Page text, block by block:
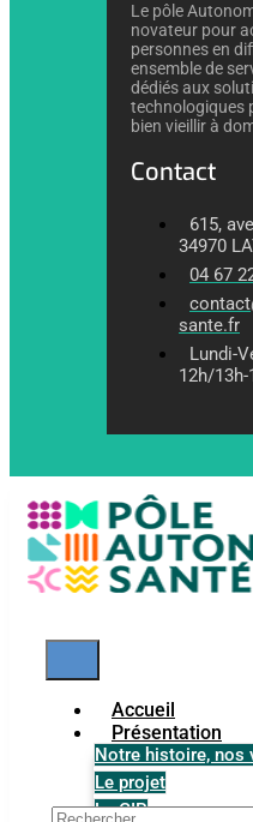
Le pôle
novateur pour
personnes en
ensemble de
dédiés aux
technologiques
bien vieillir à
Contact
615,
34970
04 67
sante.fr
Lundi-
12h/13h-
Accueil
Présentation
Notre histoire, nos
Le projet
Le GIP